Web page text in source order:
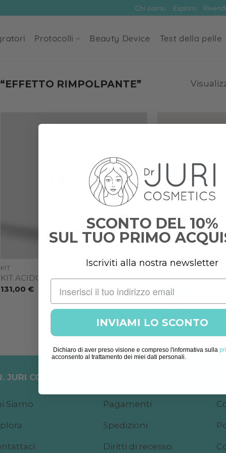
Chi siamo Esplora
Protocolli Beauty Device Test della pelle
RIMPOLPANTE”
KIT
KIT ACIDO IALURONICO
131,00 €
KIT
KIT
Valutato5
168,00€
JURI COSMETICS
Siamo Pagamenti
Spedizioni
Diritti di recesso
SCONTO DEL 10%
SUL TUO PRIMO
Iscriviti alla nostra newsletter
INVIAMI LO SCONTO
Dichiaro di aver preso visione e compreso l'informativa sulla
acconsento al trattamento dei miei dati personali.